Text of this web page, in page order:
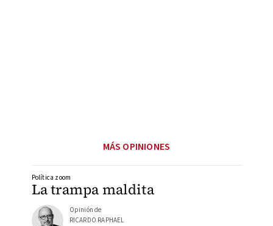
MÁS OPINIONES
La trampa maldita
Política zoom
Opinión de
RICARDO RAPHAEL